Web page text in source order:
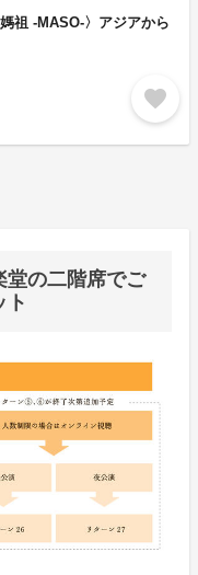
祖 -MASO-〉アジアから
favorite
堂の二階席でご
ト